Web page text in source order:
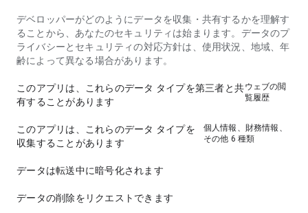
デベロッパーがどのようにデータを収集・共有するかを理解す
ることから、あなたのセキュリティは始まります。データのプ
ライバシーとセキュリティの対応方針は、使用状況、地域、年
齢によって異なる場合があります。
このアプリは、これらのデータ タイプを第三者と共
有することがあります
ウェブの閲
覧履歴
このアプリは、これらのデータ タイプを
収集することがあります
個人情報、財務情報、
その他 6 種類
データは転送中に暗号化されます
データの削除をリクエストできます